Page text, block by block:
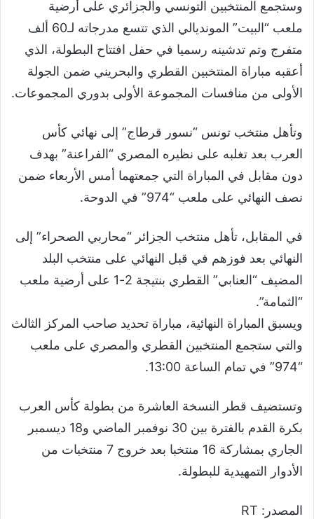
وستجمع المنتخبين التونسي والجزائري على أرضية
ملعب “البيت” المونديالي الذي تتسع مدرجاته لـ60 ألف
متفرج وتم تدشينه رسميا في حفل افتتاح البطولة، الذي
أعقبه مباراة المنتخبين القطري والبحريني ضمن الجولة
الأولى من منافسات المجموعة الأولى بدوري المجموعات.
وتأهل منتخب تونس “نسور قرطاج” إلى نهائي كأس
العرب بعد تغلبه على نظيره المصري “الفراعنة” بهدف
دون مقابل في المباراة التي جمعتهما أمس الأربعاء ضمن
نصف النهائي على ملعب “974” في الدوحة.
في المقابل، تأهل منتخب الجزائر “محاربي الصحراء” إلى
النهائي بعد فوزهم في قبل النهائي على منتخب البلد
المضيف “العنابي” القطري بنتيجة 2-1 على أرضية ملعب
“الثمامة”.
ويسبق المباراة النهائية، مباراة تحديد صاحب المركز الثالث
والتي ستجمع المنتخبين القطري والمصري على ملعب
“974” في تمام الساعة 13:00.
وتستضيف قطر النسخة العاشرة من بطولة كأس العرب
بكرة القدم بالفترة بين 30 نوفمبر الماضي و18 ديسمبر
الجاري بمشاركة 16 منتخبا بعد خروج 7 منتخبات من
الأدوار التمهيدية للبطولة.
المصدر: RT